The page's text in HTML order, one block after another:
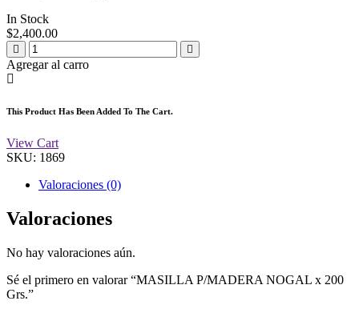
In Stock
$2,400.00
Agregar al carro
This Product Has Been Added To The Cart.
View Cart
SKU: 1869
Valoraciones (0)
Valoraciones
No hay valoraciones aún.
Sé el primero en valorar “MASILLA P/MADERA NOGAL x 200
Grs.”